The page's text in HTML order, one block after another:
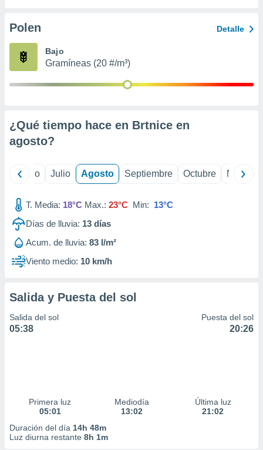
e
mediante
de
1199
Polen Detalle
Bajo
Gramíneas (20 #/m³)
¿Qué tiempo hace en Brtnice en
agosto?
Junio Julio Agosto Septiembre Octubre
T. Media: 18°C Max.: 23°C Min: 13°C
Días de lluvia: 13 días
Acum. de lluvia: 83 l/m²
Viento medio: 10 km/h
Salida y Puesta del sol
Salida del sol
05:38
Puesta del sol
20:26
Primera luz
05:01
Mediodía
13:02
Última luz
21:02
Duración del día 14h 48m
Luz diurna restante 8h 1m